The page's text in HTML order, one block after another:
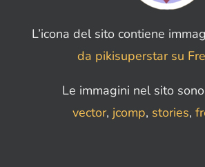
L’icona del sito contiene
da pikisuperstar su
Le immagini nel sito
vector, jcomp, stories,